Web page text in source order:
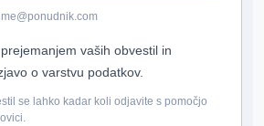
vaših obvestil in
o varstvu podatkov.
se lahko kadar koli odjavite s pomočjo